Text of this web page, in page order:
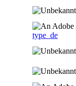
type_de